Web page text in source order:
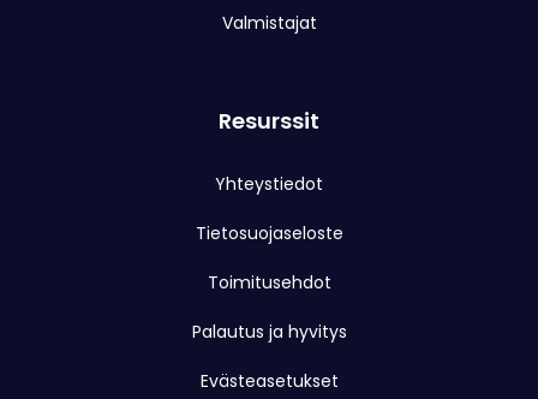
Valmistajat
Resurssit
Yhteystiedot
Tietosuojaseloste
Toimitusehdot
Palautus ja hyvitys
Evästeasetukset